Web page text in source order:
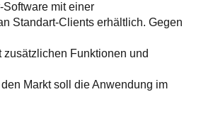
Software mit einer
Standart-Clients erhältlich. Gegen
Funktionen und
Markt soll die Anwendung im